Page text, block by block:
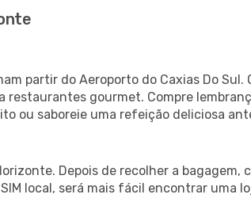
partir do Aeroporto do Caxias Do
restaurantes gourmet. Compre
ou saboreie uma refeição deliciosa
Depois de recolher a
local, será mais fácil encontrar uma